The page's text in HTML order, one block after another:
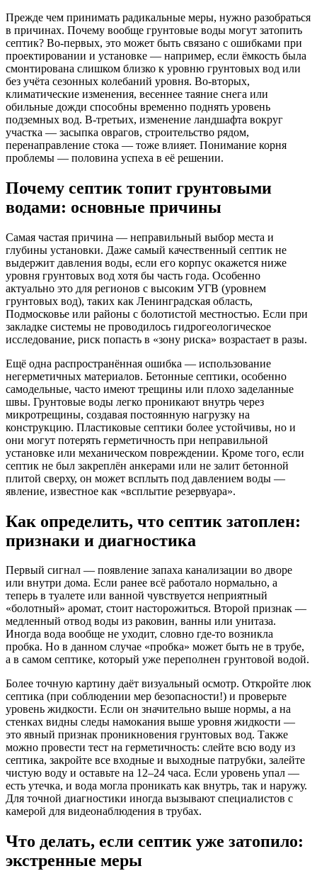
Прежде чем принимать радикальные меры, нужно разобраться
в причинах. Почему вообще грунтовые воды могут затопить
септик? Во-первых, это может быть связано с ошибками при
проектировании и установке — например, если ёмкость была
смонтирована слишком близко к уровню грунтовых вод или
без учёта сезонных колебаний уровня. Во-вторых,
климатические изменения, весеннее таяние снега или
обильные дожди способны временно поднять уровень
подземных вод. В-третьих, изменение ландшафта вокруг
участка — засыпка оврагов, строительство рядом,
перенаправление стока — тоже влияет. Понимание корня
проблемы — половина успеха в её решении.
Почему септик топит грунтовыми
водами: основные причины
Самая частая причина — неправильный выбор места и
глубины установки. Даже самый качественный септик не
выдержит давления воды, если его корпус окажется ниже
уровня грунтовых вод хотя бы часть года. Особенно
актуально это для регионов с высоким УГВ (уровнем
грунтовых вод), таких как Ленинградская область,
Подмосковье или районы с болотистой местностью. Если при
закладке системы не проводилось гидрогеологическое
исследование, риск попасть в «зону риска» возрастает в разы.
Ещё одна распространённая ошибка — использование
негерметичных материалов. Бетонные септики, особенно
самодельные, часто имеют трещины или плохо заделанные
швы. Грунтовые воды легко проникают внутрь через
микротрещины, создавая постоянную нагрузку на
конструкцию. Пластиковые септики более устойчивы, но и
они могут потерять герметичность при неправильной
установке или механическом повреждении. Кроме того, если
септик не был закреплён анкерами или не залит бетонной
плитой сверху, он может всплыть под давлением воды —
явление, известное как «всплытие резервуара».
Как определить, что септик затоплен:
признаки и диагностика
Первый сигнал — появление запаха канализации во дворе
или внутри дома. Если ранее всё работало нормально, а
теперь в туалете или ванной чувствуется неприятный
«болотный» аромат, стоит насторожиться. Второй признак —
медленный отвод воды из раковин, ванны или унитаза.
Иногда вода вообще не уходит, словно где-то возникла
пробка. Но в данном случае «пробка» может быть не в трубе,
а в самом септике, который уже переполнен грунтовой водой.
Более точную картину даёт визуальный осмотр. Откройте люк
септика (при соблюдении мер безопасности!) и проверьте
уровень жидкости. Если он значительно выше нормы, а на
стенках видны следы намокания выше уровня жидкости —
это явный признак проникновения грунтовых вод. Также
можно провести тест на герметичность: слейте всю воду из
септика, закройте все входные и выходные патрубки, залейте
чистую воду и оставьте на 12–24 часа. Если уровень упал —
есть утечка, и вода могла проникать как внутрь, так и наружу.
Для точной диагностики иногда вызывают специалистов с
камерой для видеонаблюдения в трубах.
Что делать, если септик уже затопило:
экстренные меры